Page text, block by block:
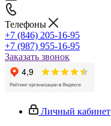
Телефоны
+7 (846) 205-16-95
+7 (987) 955-16-95
Заказать звонок
Личный кабинет